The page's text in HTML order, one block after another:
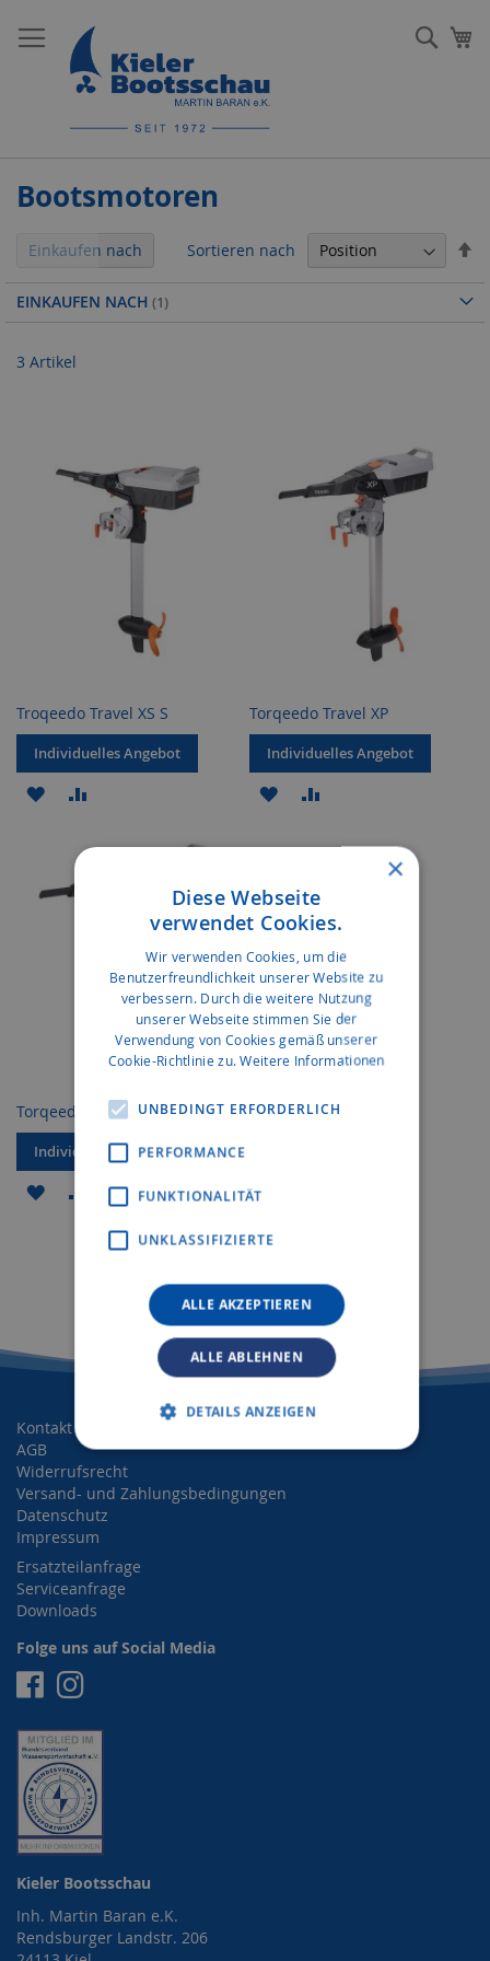
zum
Inhalt
Bootsmotoren
3 Artikel
Sortieren nach
Troqeedo Travel XS S
Individuelles Angebot
ZUR
HINZUFÜGEN
Torqeedo Travel XP
Individuelles Angebot
ZUR
HINZUFÜGEN
Torqeedo Travel
Individuelles Angebot
ZUR
WUNSCHLISTE
ZUR
VERGLEICHSLISTE
Einkaufen nach
EINKAUFEN NACH
Kontakt
AGB
Widerrufsrecht
Versand- und Zahlungsbedingungen
Datenschutz
Impressum
Ersatzteilanfrage
Serviceanfrage
Downloads
Folge uns auf Social Media
Facebook
Instagram
Kieler Bootsschau
Inh. Martin Baran e.K.
Rendsburger Landstr. 206
×
Diese Webseite
verwendet Cookies.
Wir verwenden Cookies, um die
Benutzerfreundlichkeit unserer Website zu
verbessern. Durch die weitere Nutzung
unserer Webseite stimmen Sie der
Verwendung von Cookies gemäß unserer
Cookie-Richtlinie zu.Weitere Informationen
UNBEDINGT ERFORDERLICH
PERFORMANCE
FUNKTIONALITÄT
UNKLASSIFIZIERTE
ALLE AKZEPTIEREN
ALLE ABLEHNEN
DETAILS ANZEIGEN